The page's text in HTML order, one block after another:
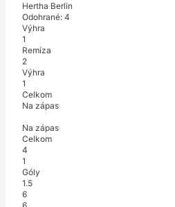
Hertha Berlin
Odohrané: 4
Výhra
1
Remíza
2
Výhra
1
Celkom
Na zápas
Na zápas
Celkom
4
1
Góly
1.5
6